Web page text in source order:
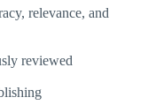
relevance, and
reviewed